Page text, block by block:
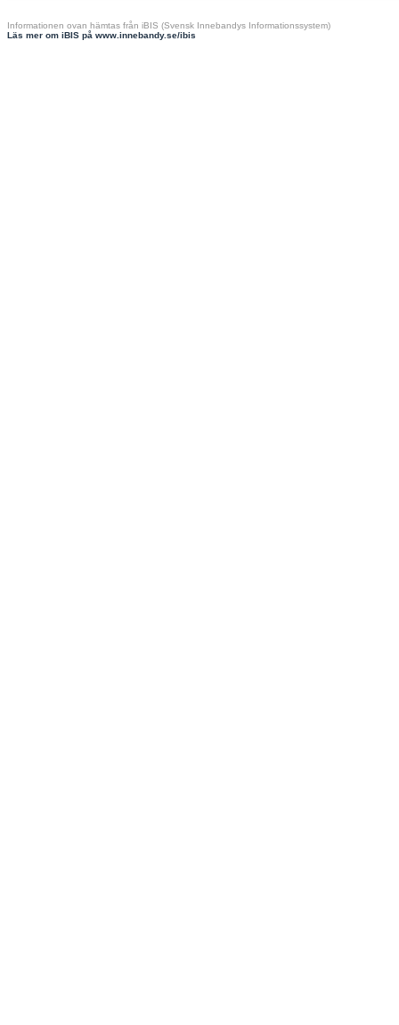
Informationen ovan hämtas från iBIS (Svensk Innebandys Informationssystem)
Läs mer om iBIS på www.innebandy.se/ibis